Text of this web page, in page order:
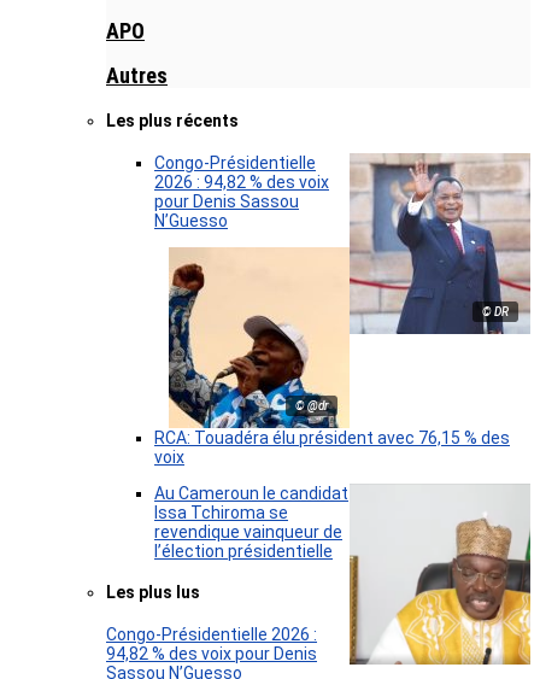
APO
Autres
Les plus récents
© DR
Congo-Présidentielle
2026 : 94,82 % des voix
pour Denis Sassou
N’Guesso
© @dr
RCA: Touadéra élu président avec 76,15 % des
voix
Au Cameroun le candidat
Issa Tchiroma se
revendique vainqueur de
l’élection présidentielle
Les plus lus
Congo-Présidentielle 2026 :
94,82 % des voix pour Denis
Sassou N’Guesso